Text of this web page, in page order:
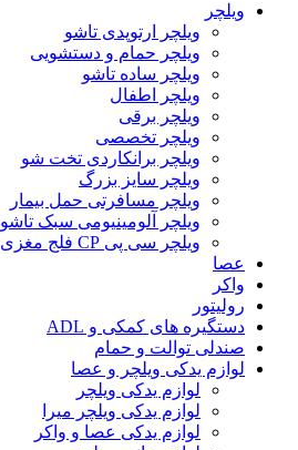
ویلچر
ویلچر ارتوپدی تاشو
ویلچر حمام و دستشویی
ویلچر ساده تاشو
ویلچر اطفال
ویلچر برقی
ویلچر تخصصی
ویلچر برانکاردی تخت شو
ویلچر سایز بزرگ
ویلچر مسافرتی حمل بیمار
ویلچر آلومینیومی سبک تاشو
ویلچر سی پی CP فلج مغزی
عصا
واکر
رولیتور
دستگیره های کمکی و ADL
صندلی توالت و حمام
لوازم یدکی ویلچر و عصا
لوازم یدکی ویلچر
لوازم یدکی ویلچر میرا
لوازم یدکی عصا و واکر